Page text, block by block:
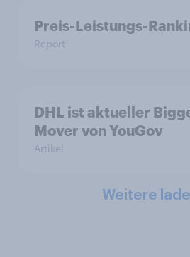
Preis-Leistungs-
Report
DHL ist aktueller
Mover von YouGov
Artikel
Weitere